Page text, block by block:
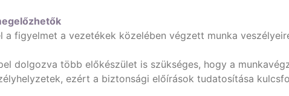
figyelmet a vezetékek közelében végzett munka
dolgozva több előkészület is szükséges, hogy a
ezért a biztonsági előírások tudatosítása